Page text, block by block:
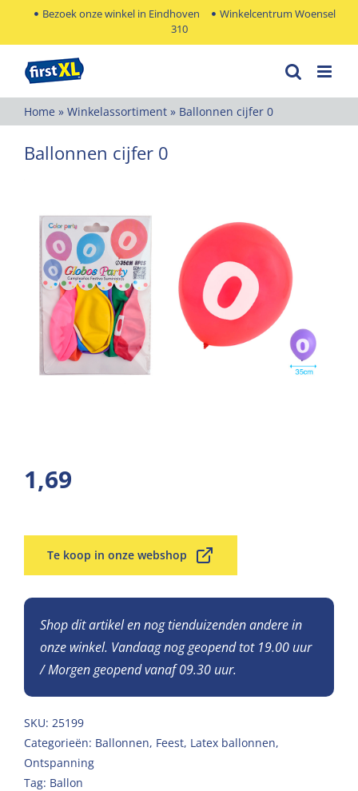
Bezoek onze winkel in Eindhoven
Winkelcentrum Woensel
310
Home » Winkelassortiment » Ballonnen cijfer 0
Ballonnen cijfer 0
1,69
Te koop in onze webshop
Shop dit artikel en nog tienduizenden andere in
onze winkel. Vandaag nog geopend tot 19.00 uur
/ Morgen geopend vanaf 09.30 uur.
SKU: 25199
Categorieën: Ballonnen, Feest, Latex ballonnen,
Ontspanning
Tag: Ballon